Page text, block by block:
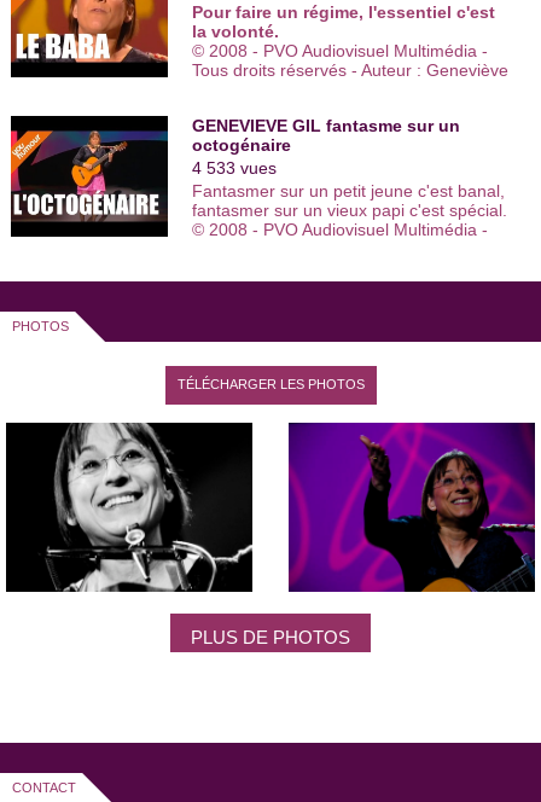
Pour faire un régime, l'essentiel c'est
la volonté.
© 2008 - PVO Audiovisuel Multimédia -
Tous droits réservés - Auteur : Geneviève
Musique : Geneviève Gil
GENEVIEVE GIL fantasme sur un
octogénaire
4 533 vues
Fantasmer sur un petit jeune c'est banal,
fantasmer sur un vieux papi c'est spécial.
© 2008 - PVO Audiovisuel Multimédia -
Réalisateur : Christophe Franck -
PHOTOS
TÉLÉCHARGER LES PHOTOS
PLUS DE PHOTOS
CONTACT